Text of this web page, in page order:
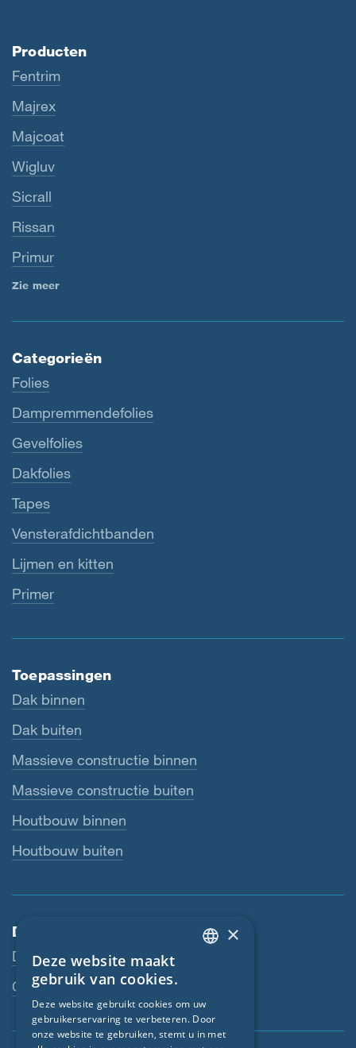
Producten
Fentrim
Majrex
Majcoat
Wigluv
Sicrall
Rissan
Primur
Zie meer
Categorieën
Folies
Dampremmendefolies
Gevelfolies
Dakfolies
Tapes
Vensterafdichtbanden
Lijmen en kitten
Primer
Toepassingen
Dak binnen
Dak buiten
Massieve constructie binnen
Massieve constructie buiten
Houtbouw binnen
Houtbouw buiten
Dienstverlening
Downloads
Contactpersoon
FRENCH
×
Deze website maakt
gebruik van cookies.
Deze website gebruikt cookies om uw
gebruikerservaring te verbeteren. Door
onze website te gebruiken, stemt u in met